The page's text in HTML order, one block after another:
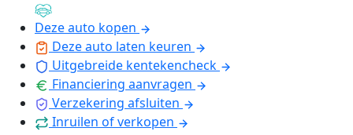
Deze auto kopen
Deze auto laten keuren
Uitgebreide kentekencheck
Financiering aanvragen
Verzekering afsluiten
Inruilen of verkopen